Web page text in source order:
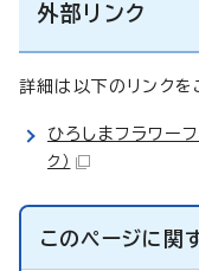
外部リンク
詳細は以下のリンクを
ひろしまフラワー
ク）
このページに関